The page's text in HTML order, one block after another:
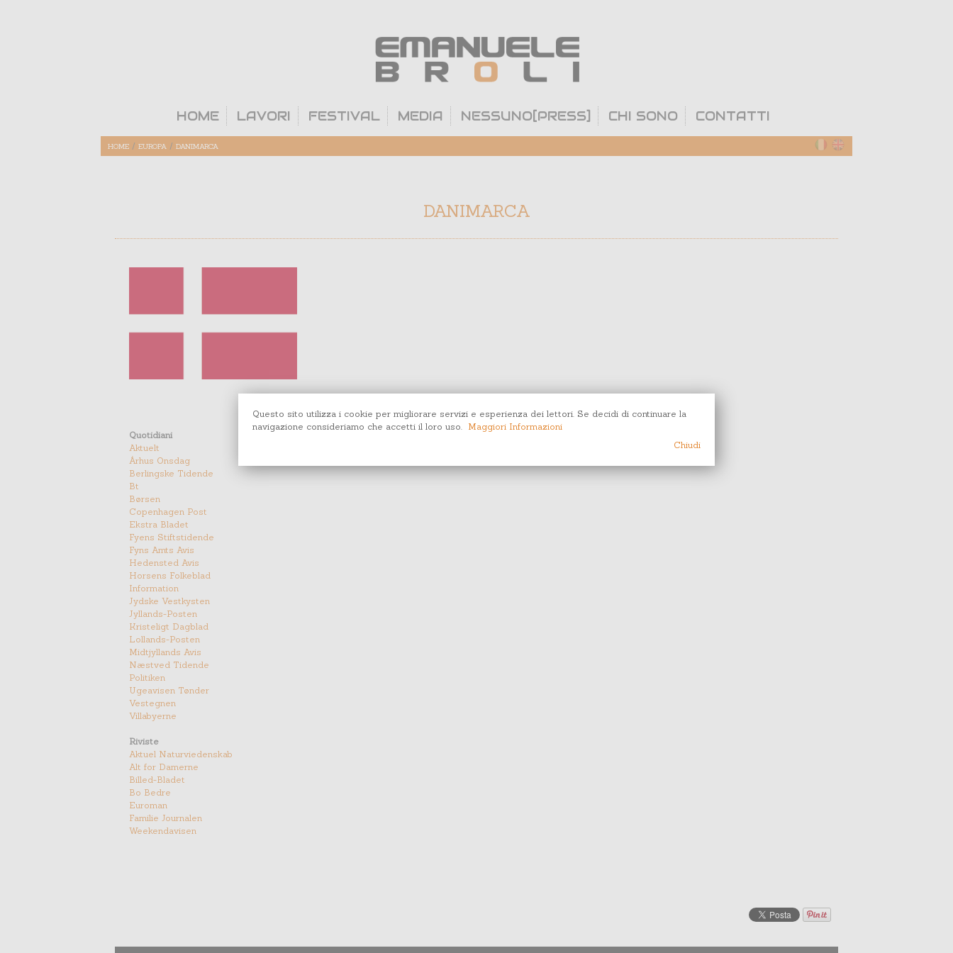
HOME LAVORI FESTIVAL MEDIA NESSUNO[PRESS] CHI SONO CONTATTI
HOME / EUROPA / DANIMARCA
DANIMARCA
Quotidiani
Aktuelt
Århus Onsdag
Berlingske Tidende
Bt
Børsen
Copenhagen Post
Ekstra Bladet
Fyens Stiftstidende
Fyns Amts Avis
Hedensted Avis
Horsens Folkeblad
Information
Jydske Vestkysten
Jyllands-Posten
Kristeligt Dagblad
Lollands-Posten
Midtjyllands Avis
Næstved Tidende
Politiken
Ugeavisen Tønder
Vestegnen
Villabyerne
Riviste
Aktuel Naturviedenskab
Alt for Damerne
Billed-Bladet
Bo Bedre
Euroman
Familie Journalen
Weekendavisen
Questo sito utilizza i cookie per migliorare servizi e esperienza dei lettori. Se decidi di continuare la
navigazione consideriamo che accetti il loro uso.
Maggiori Informazioni
Chiudi